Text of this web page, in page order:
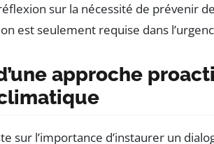
sur la nécessité de prévenir
est seulement requise dans
approche
sur l’importance d’instaurer un